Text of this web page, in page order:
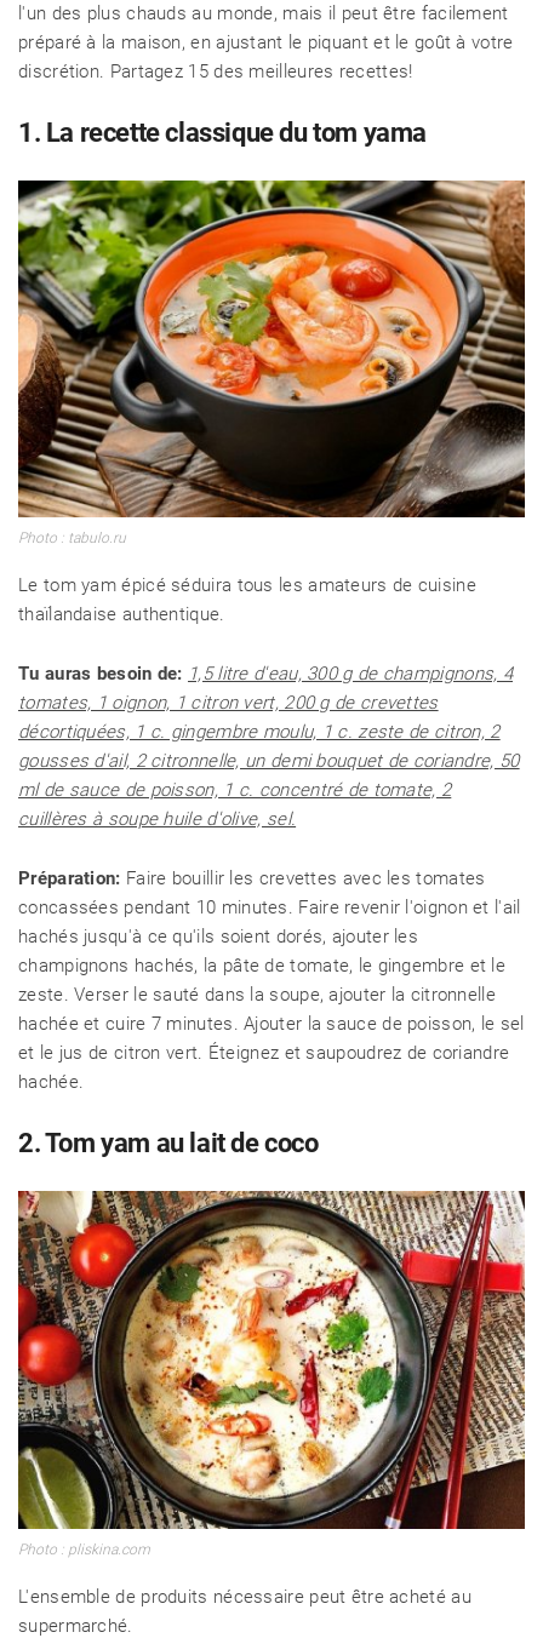
l'un des plus chauds au monde, mais il peut être facilement
préparé à la maison, en ajustant le piquant et le goût à votre
discrétion. Partagez 15 des meilleures recettes!
1. La recette classique du tom yama
Photo : tabulo.ru
Le tom yam épicé séduira tous les amateurs de cuisine
thaïlandaise authentique.
Tu auras besoin de: 1,5 litre d'eau, 300 g de champignons, 4
tomates, 1 oignon, 1 citron vert, 200 g de crevettes
décortiquées, 1 c. gingembre moulu, 1 c. zeste de citron, 2
gousses d'ail, 2 citronnelle, un demi bouquet de coriandre, 50
ml de sauce de poisson, 1 c. concentré de tomate, 2
cuillères à soupe huile d'olive, sel.
Préparation: Faire bouillir les crevettes avec les tomates
concassées pendant 10 minutes. Faire revenir l'oignon et l'ail
hachés jusqu'à ce qu'ils soient dorés, ajouter les
champignons hachés, la pâte de tomate, le gingembre et le
zeste. Verser le sauté dans la soupe, ajouter la citronnelle
hachée et cuire 7 minutes. Ajouter la sauce de poisson, le sel
et le jus de citron vert. Éteignez et saupoudrez de coriandre
hachée.
2. Tom yam au lait de coco
Photo : pliskina.com
L'ensemble de produits nécessaire peut être acheté au
supermarché.